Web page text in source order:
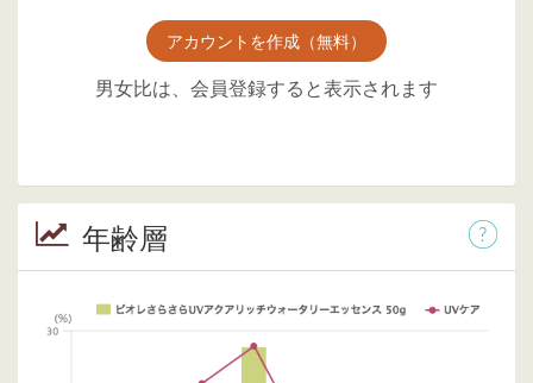
アカウントを作成（無料）
男女比は、会員登録すると表示されます
年齢層